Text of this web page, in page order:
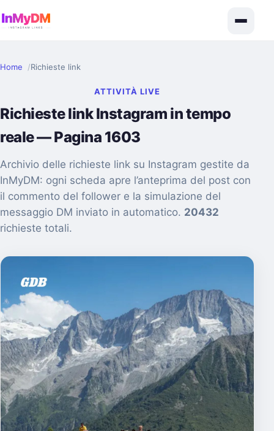
Home Richieste link
ATTIVITÀ LIVE
Richieste link Instagram in tempo
reale — Pagina 1603
Archivio delle richieste link su Instagram gestite da
InMyDM: ogni scheda apre l’anteprima del post con
il commento del follower e la simulazione del
messaggio DM inviato in automatico. 20432
richieste totali.